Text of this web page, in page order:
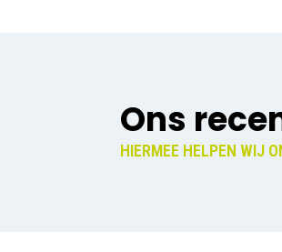
Ons
HIERMEE HELPEN WIJ